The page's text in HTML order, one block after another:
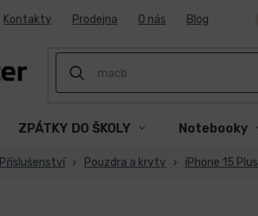
Kontakty Prodejna O nás Blog
ZPÁTKY DO ŠKOLY Notebooky
Příslušenství Pouzdra a kryty iPhone 15 Plus